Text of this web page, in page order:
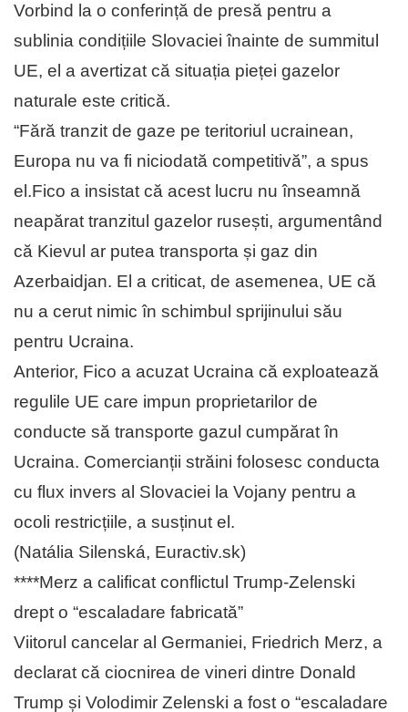
Vorbind la o conferință de presă pentru a
sublinia condițiile Slovaciei înainte de summitul
UE, el a avertizat că situația pieței gazelor
naturale este critică.
“Fără tranzit de gaze pe teritoriul ucrainean,
Europa nu va fi niciodată competitivă”, a spus
el.Fico a insistat că acest lucru nu înseamnă
neapărat tranzitul gazelor rusești, argumentând
că Kievul ar putea transporta și gaz din
Azerbaidjan. El a criticat, de asemenea, UE că
nu a cerut nimic în schimbul sprijinului său
pentru Ucraina.
Anterior, Fico a acuzat Ucraina că exploatează
regulile UE care impun proprietarilor de
conducte să transporte gazul cumpărat în
Ucraina. Comercianții străini folosesc conducta
cu flux invers al Slovaciei la Vojany pentru a
ocoli restricțiile, a susținut el.
(Natália Silenská, Euractiv.sk)
****Merz a calificat conflictul Trump-Zelenski
drept o “escaladare fabricată”
Viitorul cancelar al Germaniei, Friedrich Merz, a
declarat că ciocnirea de vineri dintre Donald
Trump și Volodimir Zelenski a fost o “escaladare